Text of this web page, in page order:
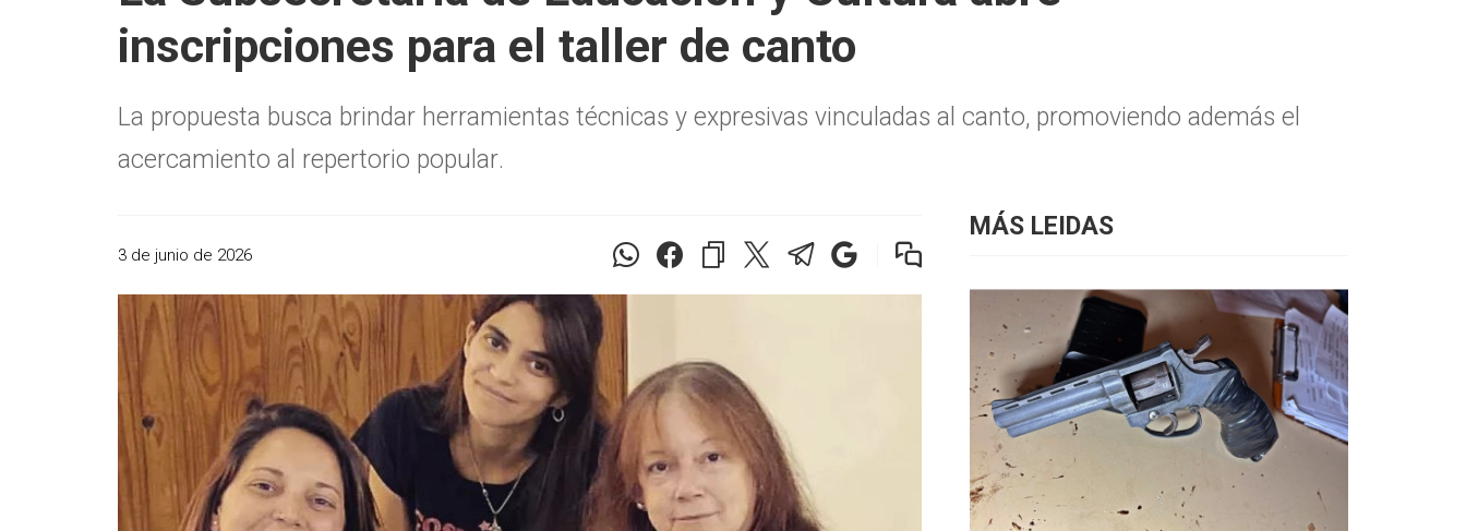
inscripciones para el taller de canto
La propuesta busca brindar herramientas técnicas y expresivas vinculadas al canto, promoviendo además el
acercamiento al repertorio popular.
3 de junio de 2026
MÁS LEIDAS